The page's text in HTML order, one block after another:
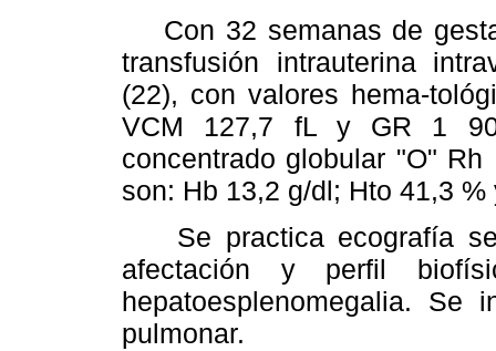
Con 32 semanas de
transfusión intrauterina
(22), con valores hema-
VCM 127,7 fL y GR 1
concentrado globular "O"
son: Hb 13,2 g/dl; Hto 41,3
Se practica ecografía
afectación y perfil
hepatoesplenomegalia. Se
pulmonar.